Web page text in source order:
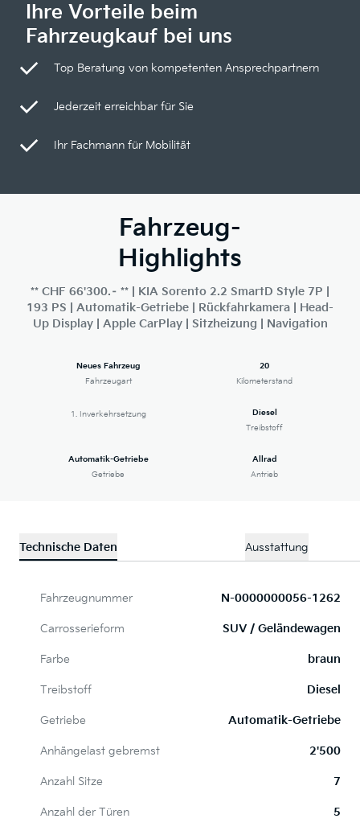
Ihre Vorteile beim
Fahrzeugkauf bei uns
Top Beratung von kompetenten Ansprechpartnern
Jederzeit erreichbar für Sie
Ihr Fachmann für Mobilität
Fahrzeug-
Highlights
** CHF 66'300.– ** | KIA Sorento 2.2 SmartD Style 7P |
193 PS | Automatik-Getriebe | Rückfahrkamera | Head-
Up Display | Apple CarPlay | Sitzheizung | Navigation
Neues Fahrzeug
Fahrzeugart
20
Kilometerstand
1. Inverkehrsetzung
Diesel
Treibstoff
Automatik-Getriebe
Getriebe
Allrad
Antrieb
Technische Daten Ausstattung
Fahrzeugnummer N-0000000056-1262
Carrosserieform SUV / Geländewagen
Farbe braun
Treibstoff Diesel
Getriebe Automatik-Getriebe
Anhängelast gebremst 2'500
Anzahl Sitze 7
Anzahl der Türen 5